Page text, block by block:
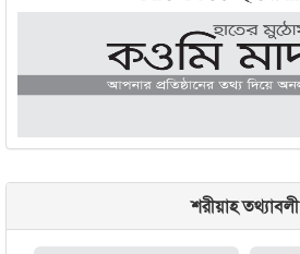
শরীয়াহ তথ্যাবলী